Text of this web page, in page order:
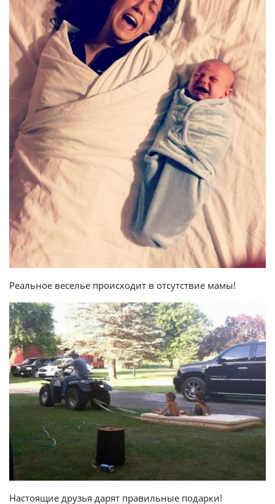
Реальное веселье происходит в отсутствие мамы!
Настоящие друзья дарят правильные подарки!